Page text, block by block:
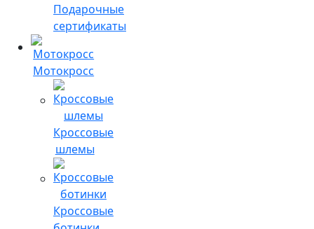
Подарочные
сертификаты
Мотокросс
Кроссовые
шлемы
Кроссовые